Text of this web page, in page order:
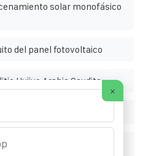
solar monofásico
del panel fotovoltaico
Huijue Arabia Saudita
solar
solar aislado de la
×